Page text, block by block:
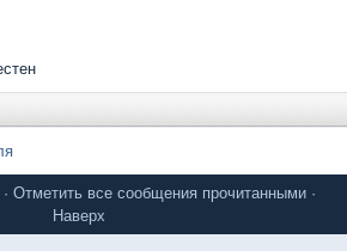
· Отметить все сообщения прочитанными ·
Наверх